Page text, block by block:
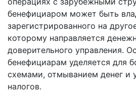
бенефициаром может быть
зарегистрированного на
которому направляется
доверительного управления.
бенефициарам уделяется для
схемами, отмыванием денег и
налогов.